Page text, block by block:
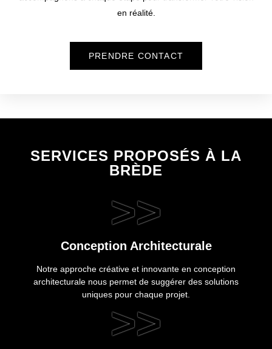
en réalité.
PRENDRE CONTACT
SERVICES PROPOSÉS À LA
BRÈDE
>>
Conception Architecturale
Notre approche créative et innovante en conception
architecturale nous permet de suggérer des solutions
uniques pour chaque projet.
>>